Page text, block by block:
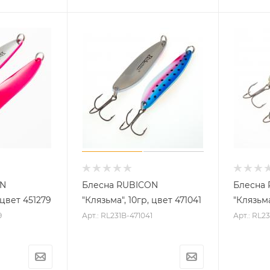
451279
Блесна RUBICON
"Клязьма", 10гр, цвет 471041
Арт.: RL231B-471041
Блесна
Арт.: